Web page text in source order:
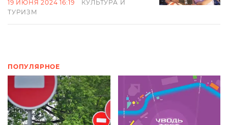
19 ИЮНЯ 2024 16:19
КУЛЬТУРА И
ТУРИЗМ
ПОПУЛЯРНОЕ